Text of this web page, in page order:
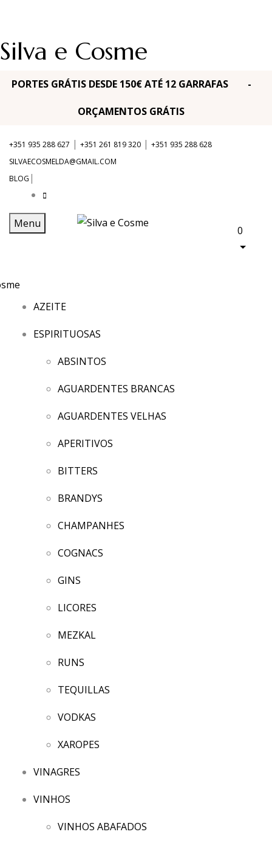
Silva e Cosme
PORTES GRÁTIS DESDE 150€ ATÉ 12 GARRAFAS -
ORÇAMENTOS GRÁTIS
+351 935 288 627 | +351 261 819 320 | +351 935 288 628
SILVAECOSMELDA@GMAIL.COM
BLOG |
Menu
0
AZEITE
ESPIRITUOSAS
ABSINTOS
AGUARDENTES BRANCAS
AGUARDENTES VELHAS
APERITIVOS
BITTERS
BRANDYS
CHAMPANHES
COGNACS
GINS
LICORES
MEZKAL
RUNS
TEQUILLAS
VODKAS
XAROPES
VINAGRES
VINHOS
VINHOS ABAFADOS